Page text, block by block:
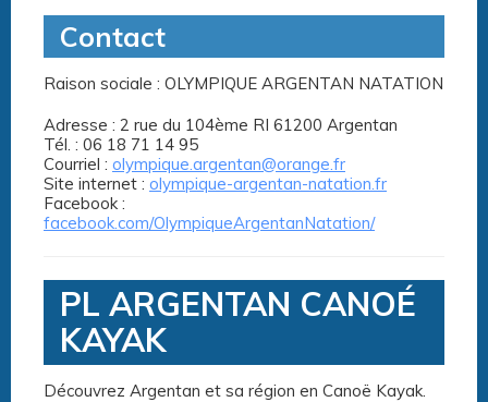
Contact
Raison sociale : OLYMPIQUE ARGENTAN NATATION
Adresse : 2 rue du 104ème RI 61200 Argentan
Tél. : 06 18 71 14 95
Courriel : olympique.argentan@orange.fr
Site internet : olympique-argentan-natation.fr
Facebook :
facebook.com/OlympiqueArgentanNatation/
PL ARGENTAN CANOÉ
KAYAK
Découvrez Argentan et sa région en Canoë Kayak.